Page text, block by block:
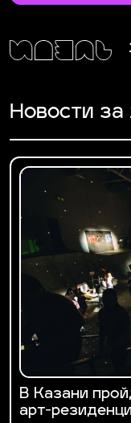
Новости за
В Казани
арт-